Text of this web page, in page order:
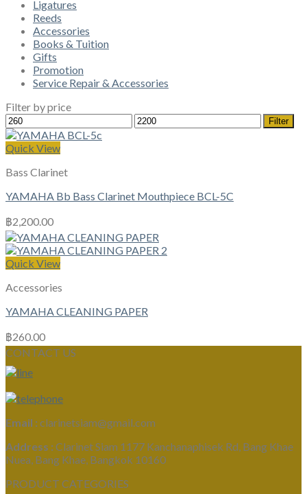
Ligatures
Reeds
Accessories
Books & Tuition
Gifts
Promotion
Service Repair & Accessories
Filter by price
Min
price
Max
price
Filter
Quick View
Bass Clarinet
YAMAHA Bb Bass Clarinet Mouthpiece BCL-5C
฿2,200.00
Quick View
Accessories
YAMAHA CLEANING PAPER
฿260.00
CONTACT US
Email : clarinetsiam@gmail.com
Address : Clarinet Siam 1177 Kanchanaphisek Rd, Bang Khae
Nuea, Bang Khae, Bangkok 10160
PRODUCT CATEGORIES